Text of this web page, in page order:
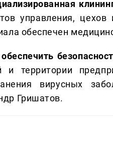
управления,
обеспечен
и территории
вирусных
Гришатов.